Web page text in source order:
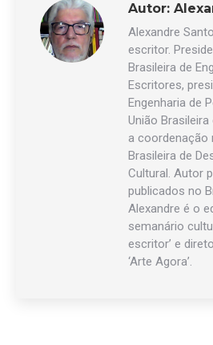
Autor:
Alexandre
escritor.
Brasileira de
Escritores,
Engenharia de
União
a coordenação
Brasileira de
Cultural. Autor
publicados no
Alexandre é o
semanário
escritor’ e
‘Arte Agora’.